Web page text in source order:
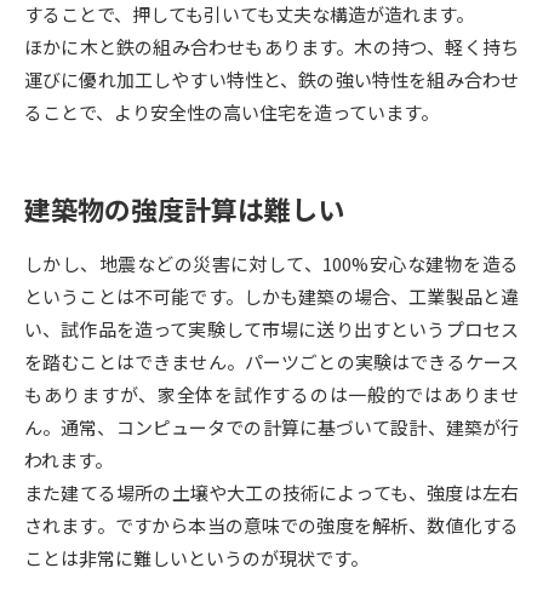
大学で学べる内容や特徴を調べる
新増設大学・学部・学科特集
国際・グローバルに強い大学特
デジタルパンフレット 進路の３択
新学年スタート号特集ページ
（高3生用）
新学年スタート号特集ページ
（高2生用）
SELFBRAND特集ページ
オープンキャンパスなどを調べる
オープンキャンパス検索 実施プログラムから探す
来場型・Web型イベント特集 夢ナビライブ
することで、押しても引いても丈夫な構造が造れます。
ほかに木と鉄の組み合わせもあります。木の持つ、軽く持ち
運びに優れ加工しやすい特性と、鉄の強い特性を組み合わせ
ることで、より安全性の高い住宅を造っています。
建築物の強度計算は難しい
しかし、地震などの災害に対して、100%安心な建物を造る
ということは不可能です。しかも建築の場合、工業製品と違
い、試作品を造って実験して市場に送り出すというプロセス
を踏むことはできません。パーツごとの実験はできるケース
もありますが、家全体を試作するのは一般的ではありませ
ん。通常、コンピュータでの計算に基づいて設計、建築が行
われます。
また建てる場所の土壌や大工の技術によっても、強度は左右
されます。ですから本当の意味での強度を解析、数値化する
ことは非常に難しいというのが現状です。